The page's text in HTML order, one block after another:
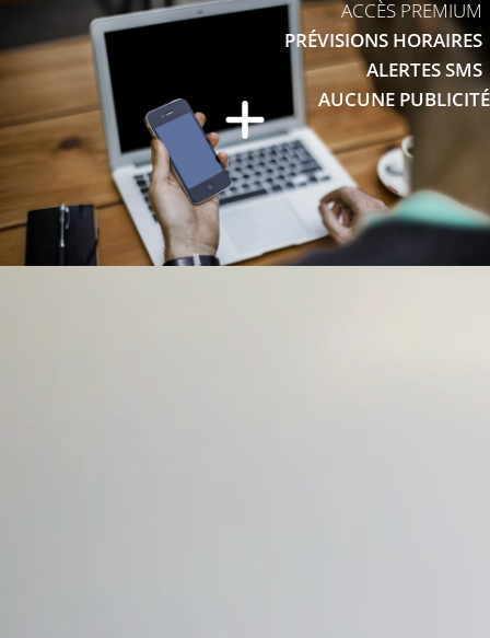
ACCÈS PREMIUM
PRÉVISIONS HORAIRES
ALERTES SMS
AUCUNE PUBLICITÉ